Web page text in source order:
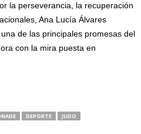
la perseverancia, la recuperación
Ana Lucía Álvares
de las principales promesas del
con la mira puesta en
DEPORTE
JUDO